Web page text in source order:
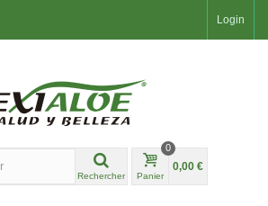
Login
Rechercher Panier
0
0,00 €